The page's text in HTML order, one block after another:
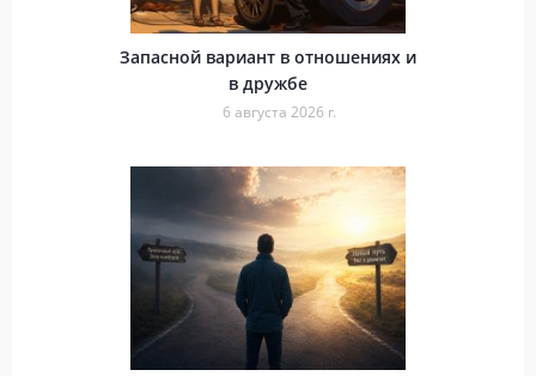
Запасной вариант в отношениях и
в дружбе
6 августа 2026 г.